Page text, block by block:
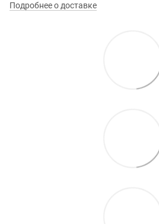
Подробнее о доставке